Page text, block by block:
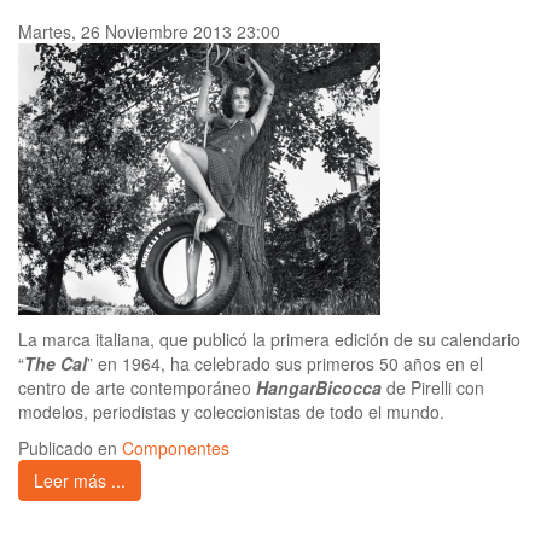
Martes, 26 Noviembre 2013 23:00
La marca italiana, que publicó la primera edición de su calendario
“The Cal” en 1964, ha celebrado sus primeros 50 años en el
centro de arte contemporáneo HangarBicocca de Pirelli con
modelos, periodistas y coleccionistas de todo el mundo.
Publicado en Componentes
Leer más ...